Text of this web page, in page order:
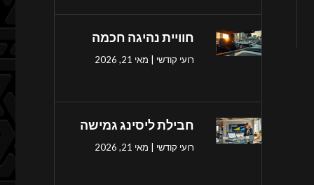
חוויית נהיגה חכמה
רועי קודשי מאי 21, 2026
חבילת ליסינג גמישה
רועי קודשי מאי 21, 2026